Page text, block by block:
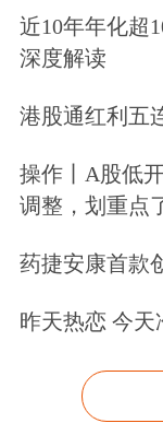
战，尤其是
升的情况下
他称，对交
空仍是主要
美元区域，
上行方向，
方，才能初
StoneX资
记者表示
近10年年化超
深度解读
港股通红利五
操作丨A股低
调整，划重点
药捷安康首款
昨天热恋 今天